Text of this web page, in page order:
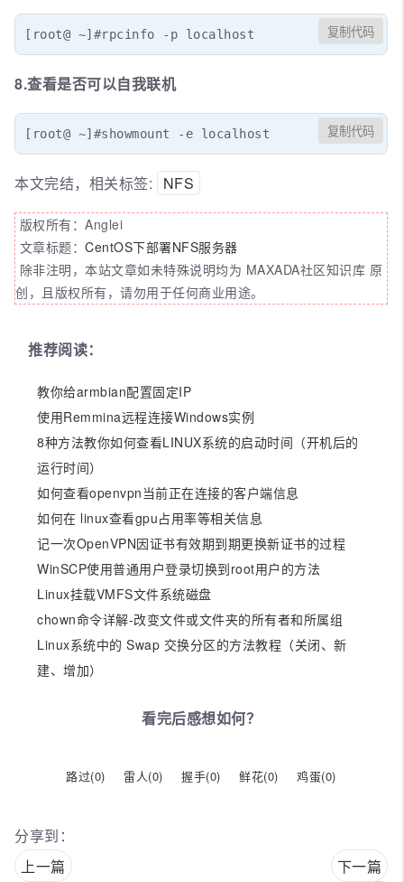
[root@ ~]#rpcinfo -p localhost 复制代码
8.查看是否可以自我联机
[root@ ~]#showmount -e localhost 复制代码
本文完结，相关标签: NFS
版权所有：Anglei
文章标题： CentOS下部署NFS服务器
除非注明，本站文章如未特殊说明均为 MAXADA社区知识库 原
创，且版权所有，请勿用于任何商业用途。
推荐阅读：
教你给armbian配置固定IP
使用Remmina远程连接Windows实例
8种方法教你如何查看LINUX系统的启动时间（开机后的
运行时间）
如何查看openvpn当前正在连接的客户端信息
如何在 linux查看gpu占用率等相关信息
记一次OpenVPN因证书有效期到期更换新证书的过程
WinSCP使用普通用户登录切换到root用户的方法
Linux挂载VMFS文件系统磁盘
chown命令详解-改变文件或文件夹的所有者和所属组
Linux系统中的 Swap 交换分区的方法教程（关闭、新
建、增加）
看完后感想如何？
路过(0) 雷人(0) 握手(0) 鲜花(0) 鸡蛋(0)
分享到：
上一篇
下一篇